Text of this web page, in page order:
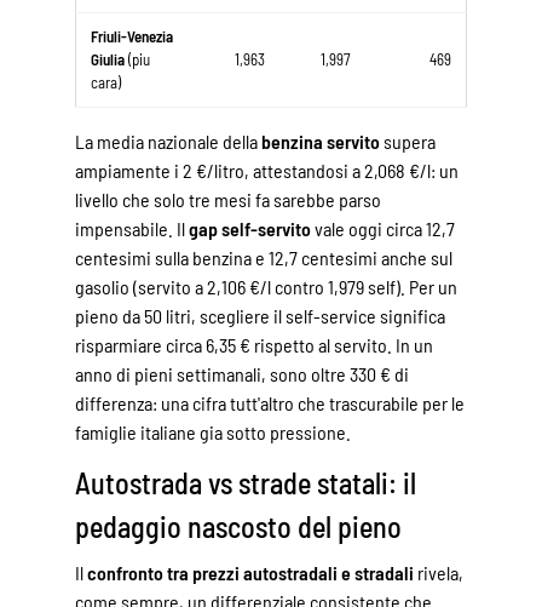
Friuli-Venezia
Giulia(piu
cara)
1,963 1,997 469
La media nazionale dellabenzina servitosupera
ampiamente i 2 €/litro, attestandosi a 2,068 €/l: un
livello che solo tre mesi fa sarebbe parso
impensabile. Ilgap self-servitovale oggi circa 12,7
centesimi sulla benzina e 12,7 centesimi anche sul
gasolio (servito a 2,106 €/l contro 1,979 self). Per un
pieno da 50 litri, scegliere il self-service significa
risparmiare circa 6,35 € rispetto al servito. In un
anno di pieni settimanali, sono oltre 330 € di
differenza: una cifra tutt'altro che trascurabile per le
famiglie italiane gia sotto pressione.
Autostrada vs strade statali: il
pedaggio nascosto del pieno
Ilconfronto tra prezzi autostradali e stradali rivela,
come sempre, un differenziale consistente che